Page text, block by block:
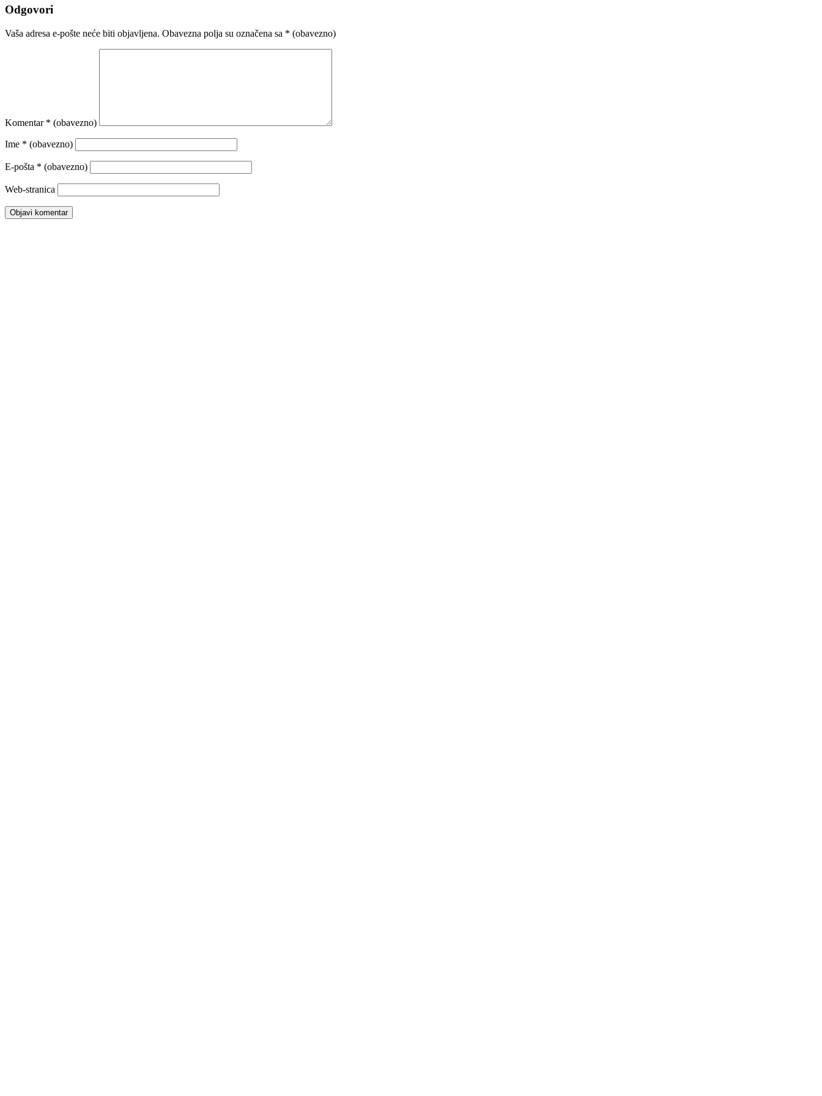
Odgovori
Vaša adresa e-pošte neće biti objavljena. Obavezna polja su označena sa * (obavezno)
Komentar * (obavezno)
Ime * (obavezno)
E-pošta * (obavezno)
Web-stranica